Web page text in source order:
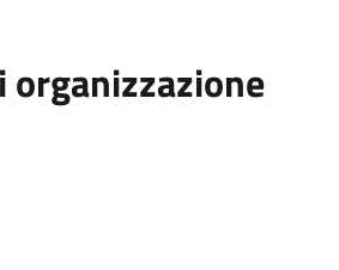
organizzazione